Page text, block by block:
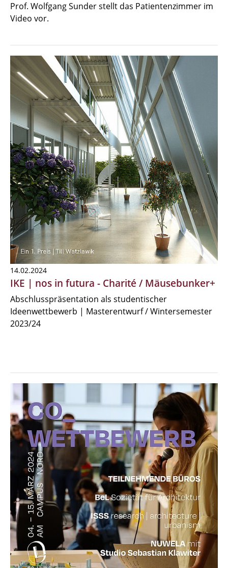
Prof. Wolfgang Sunder stellt das Patientenzimmer im
Video vor.
14.02.2024
IKE | nos in futura - Charité / Mäusebunker+
Abschlusspräsentation als studentischer
Ideenwettbewerb | Masterentwurf / Wintersemester
2023/24